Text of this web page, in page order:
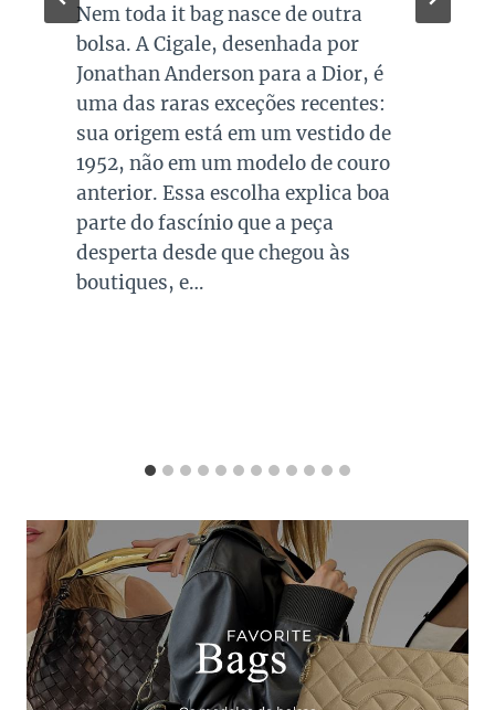
Quando falamos de cores de bolsas,
os modelos em preto são os mais
queridos e tradicionais, estando
presente no guarda roupa de quase
todas as mulheres. Esta é uma cor
versátil, clássica e atemporal e
investir em peças neste tom garante
combinações para quase todo look
que usamos, sejam eles para
ocasiões casuais ou mais…